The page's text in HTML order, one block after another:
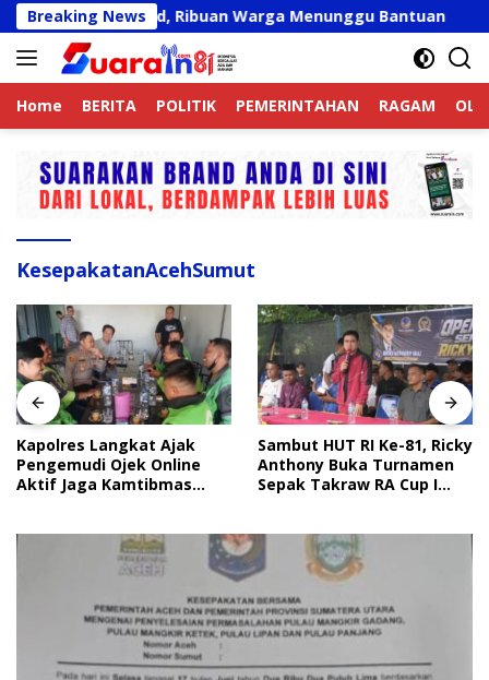
Langsung
ke
konten
Breaking News
Belum Valid, Ribuan Warga Menunggu Bantuan
Home BERITA POLITIK PEMERINTAHAN RAGAM
KesepakatanAcehSumut
Kapolres Langkat Ajak
Pengemudi Ojek Online
Aktif Jaga Kamtibmas
Sambut HUT RI Ke-81, Ricky
Anthony Buka Turnamen
Sepak Takraw RA Cup I